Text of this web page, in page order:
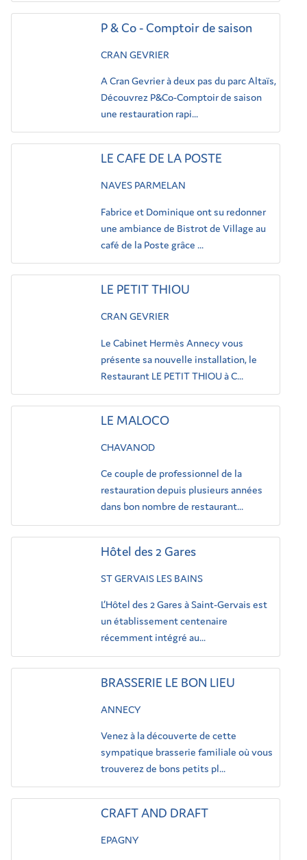
P & Co - Comptoir de saison
CRAN GEVRIER
A Cran Gevrier à deux pas du parc Altaïs,
Découvrez P&Co-Comptoir de saison
une restauration rapi...
LE CAFE DE LA POSTE
NAVES PARMELAN
Fabrice et Dominique ont su redonner
une ambiance de Bistrot de Village au
café de la Poste grâce ...
LE PETIT THIOU
CRAN GEVRIER
Le Cabinet Hermès Annecy vous
présente sa nouvelle installation, le
Restaurant LE PETIT THIOU à C...
LE MALOCO
CHAVANOD
Ce couple de professionnel de la
restauration depuis plusieurs années
dans bon nombre de restaurant...
Hôtel des 2 Gares
ST GERVAIS LES BAINS
L’Hôtel des 2 Gares à Saint-Gervais est
un établissement centenaire
récemment intégré au...
BRASSERIE LE BON LIEU
ANNECY
Venez à la découverte de cette
sympatique brasserie familiale où vous
trouverez de bons petits pl...
CRAFT AND DRAFT
EPAGNY